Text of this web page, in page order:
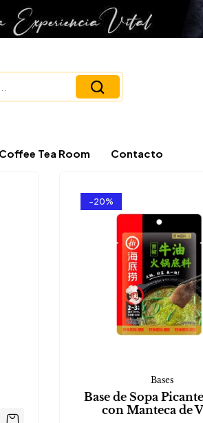
Coffee Tea Room Contacto
-20%
Bases
Base de Sopa
con Manteca de